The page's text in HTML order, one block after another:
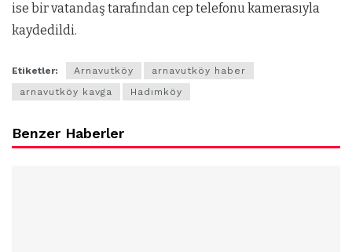
ise bir vatandaş tarafından cep telefonu kamerasıyla
kaydedildi.
Etiketler: Arnavutköy
arnavutköy haber
arnavutköy kavga
Hadımköy
Benzer Haberler